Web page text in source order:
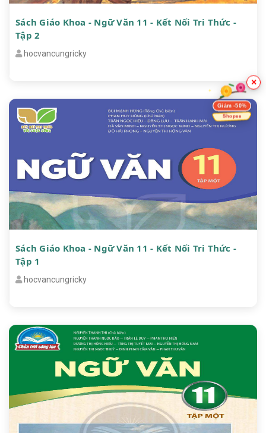
Sách Giáo Khoa - Ngữ Văn 11 - Kết Nối Tri Thức -
Tập 2
hocvancungricky
Sách Giáo Khoa - Ngữ Văn 11 - Kết Nối Tri Thức -
Tập 1
hocvancungricky
×
Giảm -50%
Shopee